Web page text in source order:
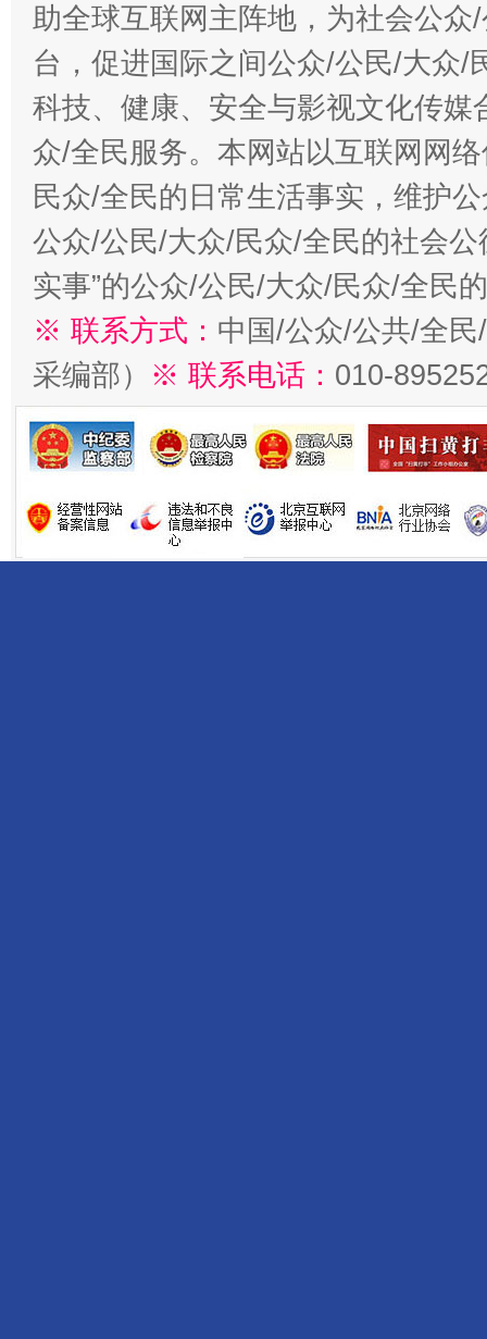
助全球互联网主阵地，为社会公
台，促进国际之间公众/公民/大众/
科技、健康、安全与影视文化传
众/全民服务。本网站以互联网网
民众/全民的日常生活事实，维护
公众/公民/大众/民众/全民的社会公
实事”的公众/公民/大众/民众/全民
※ 联系方式： 中国/公众/公共/全
采编部） ※ 联系电话： 010-